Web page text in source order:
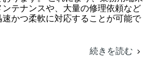
ンテナンスや、大量の修理依頼など
速かつ柔軟に対応することが可能で
続きを読む